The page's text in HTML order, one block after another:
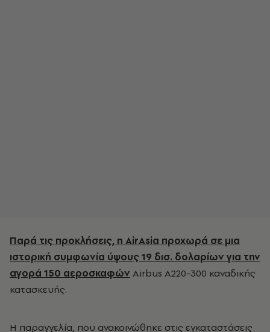
Παρά τις προκλήσεις, η AirAsia προχωρά σε μια
ιστορική συμφωνία ύψους 19 δισ. δολαρίων για την
αγορά 150 αεροσκαφών Airbus A220-300 καναδικής
κατασκευής.
Η παραγγελία, που ανακοινώθηκε στις εγκαταστάσεις